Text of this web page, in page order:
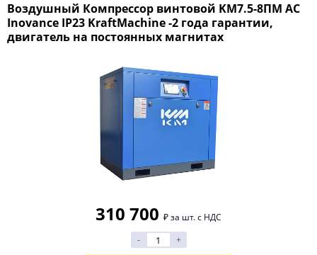
Воздушный Компрессор винтовой KM7.5-8ПМ AC
Inovance IP23 KraftMachine -2 года гарантии,
двигатель на постоянных магнитах
310 700 ₽ за шт. с НДС
-
+